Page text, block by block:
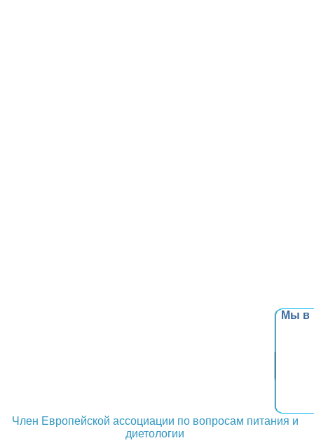
Мы в
Член Европейской ассоциации по вопросам питания и
диетологии